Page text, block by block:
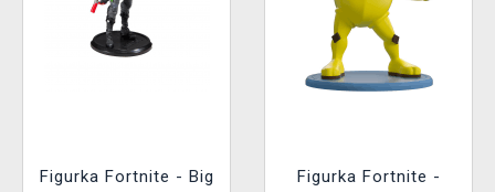
Figurka Fortnite - Big
Figurka Fortnite -